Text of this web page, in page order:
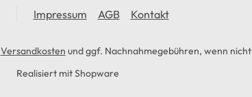
Impressum AGB Kontakt
Versandkosten und ggf. Nachnahmegebühren, wenn
Realisiert mit Shopware